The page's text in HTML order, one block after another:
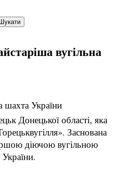
вугільна
шахта України
Донецької області, яка
Заснована
діючою вугільною